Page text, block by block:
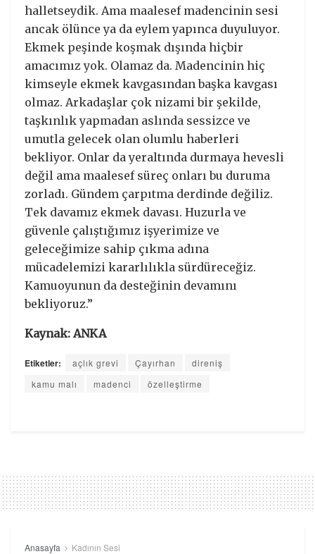
halletseydik. Ama maalesef madencinin sesi
ancak ölünce ya da eylem yapınca duyuluyor.
Ekmek peşinde koşmak dışında hiçbir
amacımız yok. Olamaz da. Madencinin hiç
kimseyle ekmek kavgasından başka kavgası
olmaz. Arkadaşlar çok nizami bir şekilde,
taşkınlık yapmadan aslında sessizce ve
umutla gelecek olan olumlu haberleri
bekliyor. Onlar da yeraltında durmaya hevesli
değil ama maalesef süreç onları bu duruma
zorladı. Gündem çarpıtma derdinde değiliz.
Tek davamız ekmek davası. Huzurla ve
güvenle çalıştığımız işyerimize ve
geleceğimize sahip çıkma adına
mücadelemizi kararlılıkla sürdüreceğiz.
Kamuoyunun da desteğinin devamını
bekliyoruz.”
Kaynak: ANKA
Etiketler: açlık grevi Çayırhan
direniş
kamu malı
madenci özelleştirme
Anasayfa Kadının Sesi